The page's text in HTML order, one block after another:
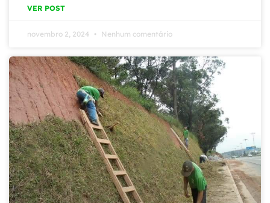
VER POST
novembro 2, 2024 Nenhum comentário